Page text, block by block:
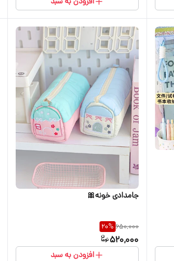
جامدادی خونه🎀
650,000
20%
520,000
افزودن به سبد